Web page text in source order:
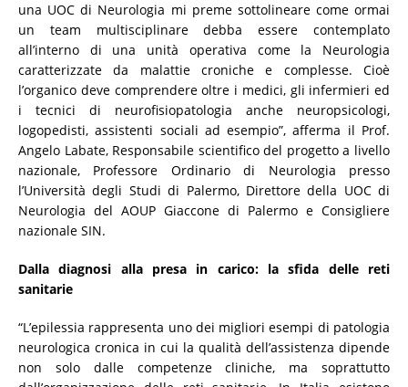
una UOC di Neurologia mi preme sottolineare come ormai
un team multisciplinare debba essere contemplato
all’interno di una unità operativa come la Neurologia
caratterizzate da malattie croniche e complesse. Cioè
l’organico deve comprendere oltre i medici, gli infermieri ed
i tecnici di neurofisiopatologia anche neuropsicologi,
logopedisti, assistenti sociali ad esempio”, afferma il Prof.
Angelo Labate, Responsabile scientifico del progetto a livello
nazionale, Professore Ordinario di Neurologia presso
l’Università degli Studi di Palermo, Direttore della UOC di
Neurologia del AOUP Giaccone di Palermo e Consigliere
nazionale SIN.
Dalla diagnosi alla presa in carico: la sfida delle reti
sanitarie
“L’epilessia rappresenta uno dei migliori esempi di patologia
neurologica cronica in cui la qualità dell’assistenza dipende
non solo dalle competenze cliniche, ma soprattutto